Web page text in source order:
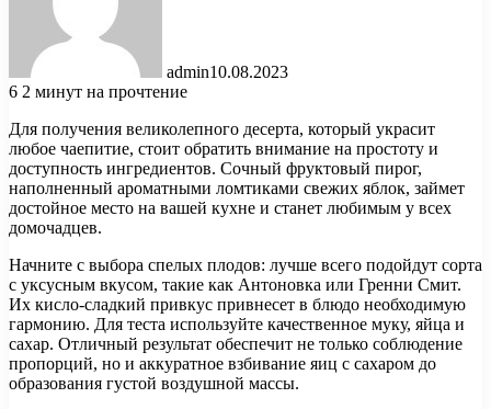
admin10.08.2023
6 2 минут на прочтение
Для получения великолепного десерта, который украсит
любое чаепитие, стоит обратить внимание на простоту и
доступность ингредиентов. Сочный фруктовый пирог,
наполненный ароматными ломтиками свежих яблок, займет
достойное место на вашей кухне и станет любимым у всех
домочадцев.
Начните с выбора спелых плодов: лучше всего подойдут сорта
с уксусным вкусом, такие как Антоновка или Гренни Смит.
Их кисло-сладкий привкус привнесет в блюдо необходимую
гармонию. Для теста используйте качественное муку, яйца и
сахар. Отличный результат обеспечит не только соблюдение
пропорций, но и аккуратное взбивание яиц с сахаром до
образования густой воздушной массы.